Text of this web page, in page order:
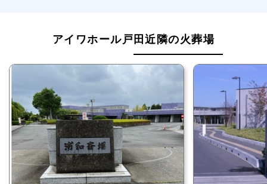
に応じてお選びいただけますのでぜひご利用くださ
アイワホール戸田の直葬・火葬式
直葬・火葬式とは、お通夜や告別式を省略した火葬の
みの葬儀のことです。
必要最低限の費用と時間で終えられるため、身体的・
金銭的負担が最小限で済みます。
アイワホール戸田近隣の火葬場